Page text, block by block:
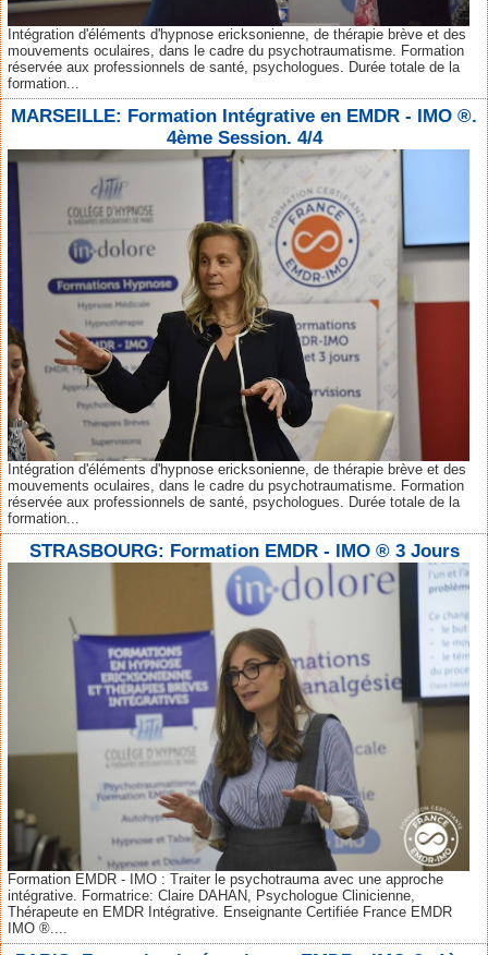
Intégration d'éléments d'hypnose ericksonienne, de thérapie brève et des
mouvements oculaires, dans le cadre du psychotraumatisme. Formation
réservée aux professionnels de santé, psychologues. Durée totale de la
formation...
MARSEILLE: Formation Intégrative en EMDR - IMO ®.
4ème Session. 4/4
Intégration d'éléments d'hypnose ericksonienne, de thérapie brève et des
mouvements oculaires, dans le cadre du psychotraumatisme. Formation
réservée aux professionnels de santé, psychologues. Durée totale de la
formation...
STRASBOURG: Formation EMDR - IMO ® 3 Jours
Formation EMDR - IMO : Traiter le psychotrauma avec une approche
intégrative. Formatrice: Claire DAHAN, Psychologue Clinicienne,
Thérapeute en EMDR Intégrative. Enseignante Certifiée France EMDR
IMO ®....